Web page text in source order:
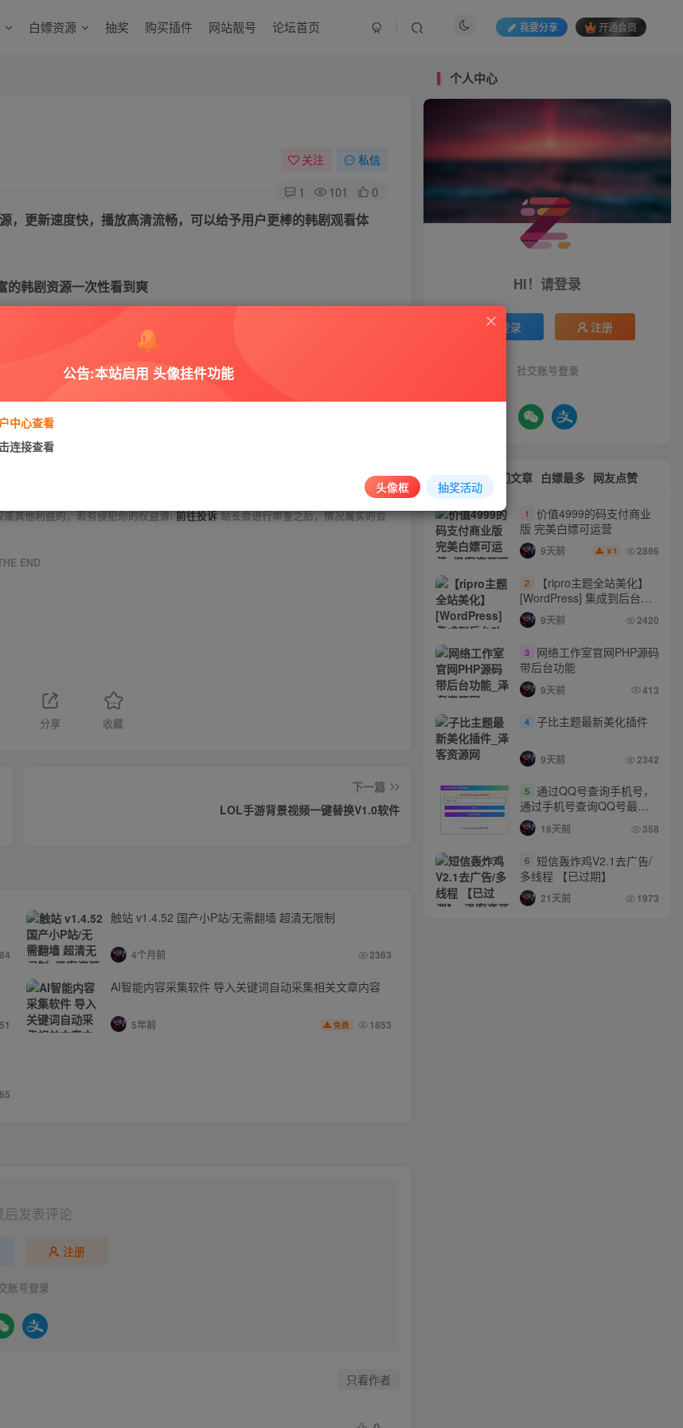
白嫖资源 抽奖 购买插件 网站靓号 论坛首页 我要分享 开通会员
关注 私信
1 101 0
，更新速度快，播放高清流畅，可以给予用户更棒的韩剧观看体
请评论后刷新页面查看.
用途，否则，一切后果请用户自负。本站信息来自网络，版权争议与本站无关。
程序，请支持正版软件，购买注册，得到更好的正版服务。
软件内含的设计思想和原理，通过安装、显示、传输或者存储软件等方式使用软
明研究软件!
用户提供优资资源。
删除。如需体验更多乐趣，还请支持正版。
或其他利益的，若有侵犯你的权益请:前往投诉站长会进行审查之后，情况属实的会
END
分享 收藏
下一篇
LOL手游背景视频一键替换V1.0软件
触站 v1.4.52 国产小P站/无需翻墙 超清无限制
4个月前 2363
AI智能内容采集软件 导入关键词自动采集相关文章内容
5年前 免费 1853
后发表评论
注册
账号登录
只看作者
个人中心
HI！请登录
登录 注册
社交账号登录
热门文章 白嫖最多 网友点赞
1
价值4999的码支付商业
版 完美白嫖可运营
9天前 ￥ 1 2896
2
【ripro主题全站美化】
[WordPress] 集成到后台功
能的全站美化包
WordPress…
9天前 2420
3
网络工作室官网PHP源码
带后台功能
9天前 413
4 子比主题最新美化插件
9天前 2342
5 通过QQ号查询手机号，
通过手机号查询QQ号最新
网站源码
18天前 358
6 短信轰炸鸡V2.1去广告/
多线程 【已过期】
21天前 1973
公告:本站启用 头像挂件功能
中心查看
连接查看
头像框 抽奖活动